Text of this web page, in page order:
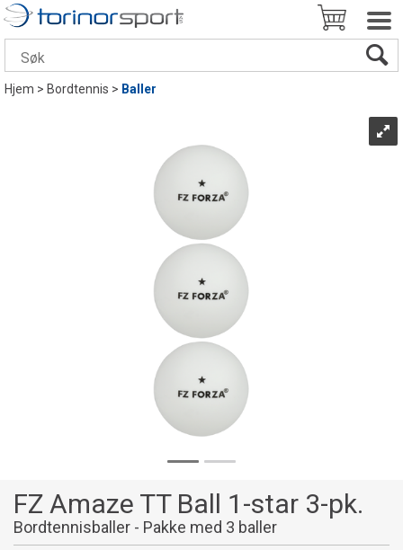
Hjem>Bordtennis> Baller
FZ Amaze TT Ball 1-star 3-pk.
Bordtennisballer - Pakke med 3 baller